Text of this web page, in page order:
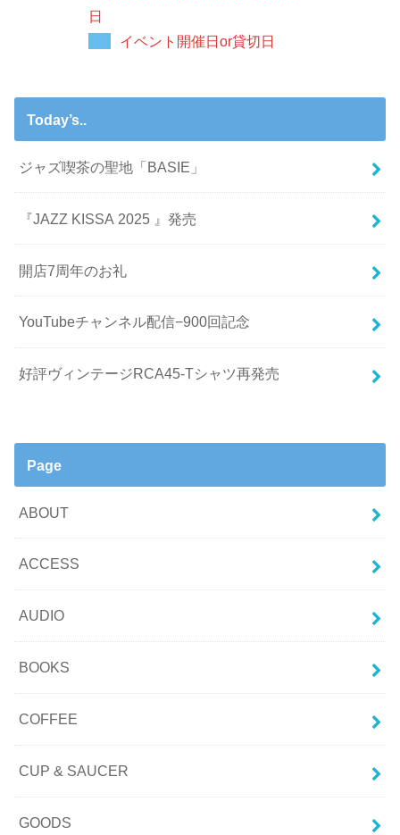
日
イベント開催日or貸切日
Today’s..
ジャズ喫茶の聖地「BASIE」
『JAZZ KISSA 2025 』発売
開店7周年のお礼
YouTubeチャンネル配信−900回記念
好評ヴィンテージRCA45-Tシャツ再発売
Page
ABOUT
ACCESS
AUDIO
BOOKS
COFFEE
CUP & SAUCER
GOODS